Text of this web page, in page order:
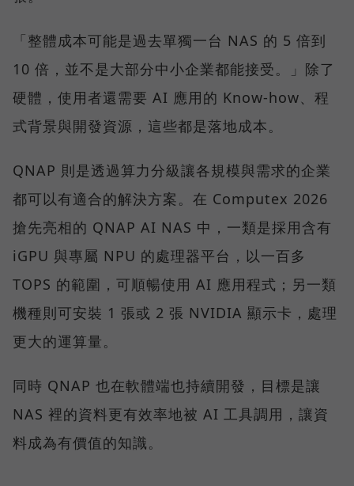
「整體成本可能是過去單獨一台 NAS 的 5 倍到
10 倍，並不是大部分中小企業都能接受。」除了
硬體，使用者還需要 AI 應用的 Know-how、程
式背景與開發資源，這些都是落地成本。
QNAP 則是透過算力分級讓各規模與需求的企業
都可以有適合的解決方案。在 Computex 2026
搶先亮相的 QNAP AI NAS 中，一類是採用含有
iGPU 與專屬 NPU 的處理器平台，以一百多
TOPS 的範圍，可順暢使用 AI 應用程式；另一類
機種則可安裝 1 張或 2 張 NVIDIA 顯示卡，處理
更大的運算量。
同時 QNAP 也在軟體端也持續開發，目標是讓
NAS 裡的資料更有效率地被 AI 工具調用，讓資
料成為有價值的知識。